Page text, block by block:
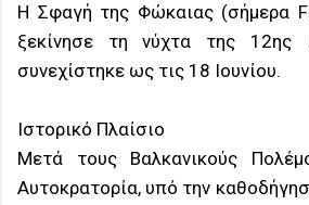
Η Σφαγή της Φώκαιας (σήμερα
ξεκίνησε τη νύχτα της 12ης
συνεχίστηκε ως τις 18 Ιουνίου.
Ιστορικό Πλαίσιο
Μετά τους Βαλκανικούς
Αυτοκρατορία, υπό την